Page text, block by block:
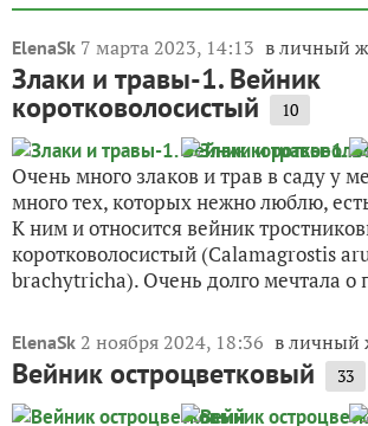
ElenaSk 7 марта 2023, 14:13 в личный
Злаки и травы-1. Вейник
коротковолосистый 10
Очень много злаков и трав в саду у
много тех, которых нежно люблю,
К ним и относится вейник
коротковолосистый (Calamagrostis
brachytricha). Очень долго мечтала о
ElenaSk 2 ноября 2024, 18:36 в личный
Вейник остроцветковый 33